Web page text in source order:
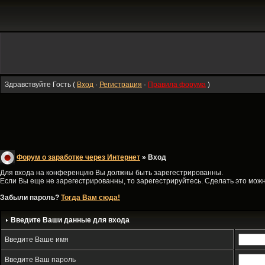
Здравствуйте Гость ( Вход · Регистрация · Правила форума )
Форум о заработке через Интернет » Вход
Для входа на конференцию Вы должны быть зарегестрированны.
Если Вы еще не зарегестрированны, то зарегестрируйтесь. Сделать это
Забыли пароль? Тогда Вам сюда!
Введите Ваши данные для входа
Введите Ваше имя
Введите Ваш пароль